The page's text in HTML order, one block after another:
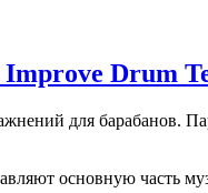
Drum
для барабанов.
основную часть